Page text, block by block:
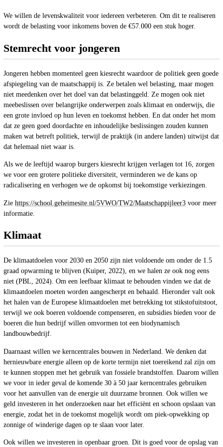
We willen de levenskwaliteit voor iedereen verbeteren. Om dit te realiseren
wordt de belasting voor inkomens boven de €57.000 een stuk hoger.
Stemrecht voor jongeren
Jongeren hebben momenteel geen kiesrecht waardoor de politiek geen goede
afspiegeling van de maatschappij is. Ze betalen wel belasting, maar mogen
niet meedenken over het doel van dat belastinggeld. Ze mogen ook niet
meebeslissen over belangrijke onderwerpen zoals klimaat en onderwijs, die
een grote invloed op hun leven en toekomst hebben. En dat onder het mom
dat ze geen goed doordachte en inhoudelijke beslissingen zouden kunnen
maken wat betreft politiek, terwijl de praktijk (in andere landen) uitwijst dat
dat helemaal niet waar is.
Als we de leeftijd waarop burgers kiesrecht krijgen verlagen tot 16, zorgen
we voor een grotere politieke diversiteit, verminderen we de kans op
radicalisering en verhogen we de opkomst bij toekomstige verkiezingen.
Zie https://school.geheimesite.nl/5VWO/TW2/Maatschappijleer3 voor meer
informatie.
Klimaat
De klimaatdoelen voor 2030 en 2050 zijn niet voldoende om onder de 1.5
graad opwarming te blijven (Kuiper, 2022), en we halen ze ook nog eens
niet (PBL, 2024). Om een leefbaar klimaat te behouden vinden we dat de
klimaatdoelen moeten worden aangescherpt en behaald. Hieronder valt ook
het halen van de Europese klimaatdoelen met betrekking tot stikstofuitstoot,
terwijl we ook boeren voldoende compenseren, en subsidies bieden voor de
boeren die hun bedrijf willen omvormen tot een biodynamisch
landbouwbedrijf.
Daarnaast willen we kerncentrales bouwen in Nederland. We denken dat
hernieuwbare energie alleen op de korte termijn niet toereikend zal zijn om
te kunnen stoppen met het gebruik van fossiele brandstoffen. Daarom willen
we voor in ieder geval de komende 30 à 50 jaar kerncentrales gebruiken
voor het aanvullen van de energie uit duurzame bronnen. Ook willen we
geld investeren in het onderzoeken naar het efficiënt en schoon opslaan van
energie, zodat het in de toekomst mogelijk wordt om piek-opwekking op
zonnige of winderige dagen op te slaan voor later.
Ook willen we investeren in openbaar groen. Dit is goed voor de opslag van